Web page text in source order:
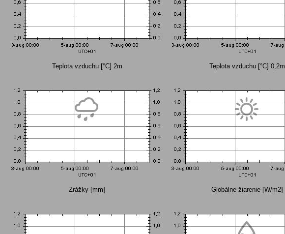
Teplota vzduchu [°C] 2m Teplota vzduchu [°C] 0,2m
Zrážky [mm] Globálne žiarenie [W/m2]